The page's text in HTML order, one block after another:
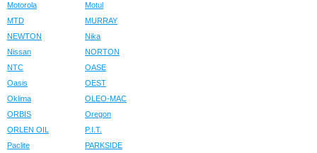
Motorola
Motul
MTD
MURRAY
NEWTON
Nika
Nissan
NORTON
NTC
OASE
Oasis
OEST
Oklima
OLEO-MAC
ORBIS
Oregon
ORLEN OIL
P.I.T.
Paclite
PARKSIDE